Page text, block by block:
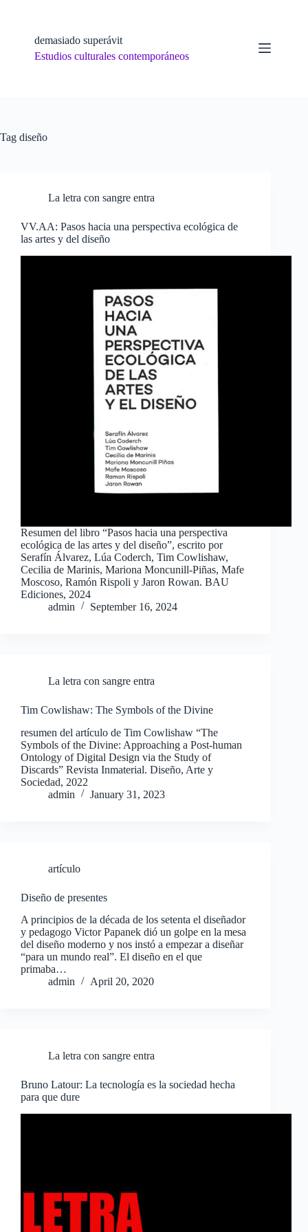
demasiado superávit
Estudios culturales contemporáneos
Tag diseño
La letra con sangre entra
VV.AA: Pasos hacia una perspectiva ecológica de
las artes y del diseño
Resumen del libro “Pasos hacia una perspectiva
ecológica de las artes y del diseño”, escrito por
Serafín Álvarez, Lúa Coderch, Tim Cowlishaw,
Cecilia de Marinis, Mariona Moncunill-Piñas, Mafe
Moscoso, Ramón Rispoli y Jaron Rowan. BAU
Ediciones, 2024
admin
September 16, 2024
La letra con sangre entra
Tim Cowlishaw: The Symbols of the Divine
resumen del artículo de Tim Cowlishaw “The
Symbols of the Divine: Approaching a Post-human
Ontology of Digital Design via the Study of
Discards” Revista Inmaterial. Diseño, Arte y
Sociedad, 2022
admin
January 31, 2023
artículo
Diseño de presentes
A principios de la década de los setenta el diseñador
y pedagogo Victor Papanek dió un golpe en la mesa
del diseño moderno y nos instó a empezar a diseñar
“para un mundo real”. El diseño en el que
primaba…
admin
April 20, 2020
La letra con sangre entra
Bruno Latour: La tecnología es la sociedad hecha
para que dure